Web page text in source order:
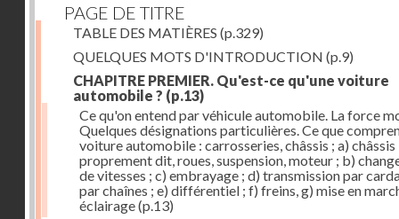
PAGE DE TITRE
TABLE DES MATIÈRES (p.329)
QUELQUES MOTS D'INTRODUCTION (p.9)
CHAPITRE PREMIER. Qu'est-ce qu'une voiture
automobile ? (p.13)
Ce qu'on entend par véhicule automobile. La force
Quelques désignations particulières. Ce que
voiture automobile : carrosseries, châssis ; a) châssis
proprement dit, roues, suspension, moteur ; b)
de vitesses ; c) embrayage ; d) transmission par
par chaînes ; e) différentiel ; f) freins, g) mise en
éclairage(p.13)